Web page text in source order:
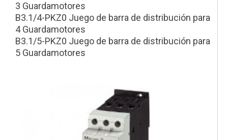
3 Guardamotores
B3.1/4-PKZ0 Juego de barra de distribución para
4 Guardamotores
B3.1/5-PKZ0 Juego de barra de distribución para
5 Guardamotores